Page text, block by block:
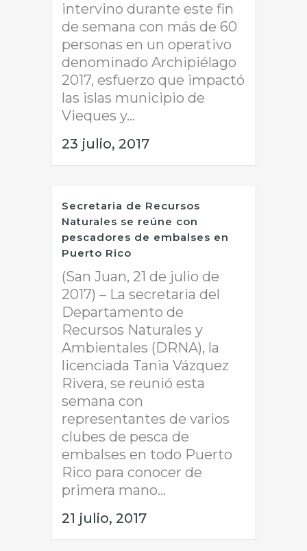
intervino durante este fin
de semana con más de 60
personas en un operativo
denominado Archipiélago
2017, esfuerzo que impactó
las islas municipio de
Vieques y...
23 julio, 2017
Secretaria de Recursos
Naturales se reúne con
pescadores de embalses en
Puerto Rico
(San Juan, 21 de julio de
2017) – La secretaria del
Departamento de
Recursos Naturales y
Ambientales (DRNA), la
licenciada Tania Vázquez
Rivera, se reunió esta
semana con
representantes de varios
clubes de pesca de
embalses en todo Puerto
Rico para conocer de
primera mano...
21 julio, 2017